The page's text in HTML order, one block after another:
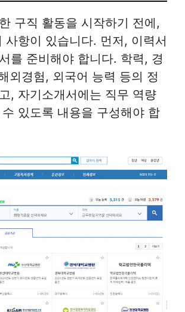
구직 활동을 시작하기 전에,
사항이 있습니다. 먼저, 이력서
를 준비해야 합니다. 학력, 경
외경험, 외국어 능력 등의 정
, 자기소개서에는 직무 역량
있도록 내용을 구성해야 합